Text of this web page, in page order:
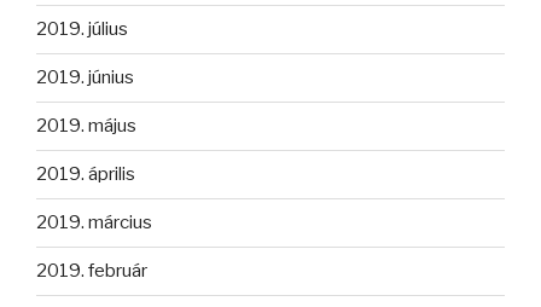
2019. július
2019. június
2019. május
2019. április
2019. március
2019. február